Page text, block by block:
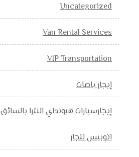
Uncategorized
Van Rental Services
VIP Transportation
إيجار باصات
إيجارسيارات هيونداي النترا بالسائق
اتوبيس للجار